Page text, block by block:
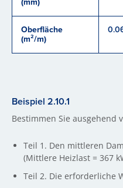
Oberfläche
(m²/m)
Beispiel 2.10.1
Bestimmen Sie ausgehend
Teil 1. Den mittleren
(Mittlere Heizlast = 367
Teil 2. Die erforderliche